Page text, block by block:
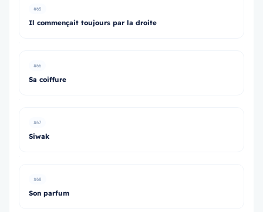
#65
Il commençait toujours par la droite
#66
Sa coiffure
#67
Siwak
#68
Son parfum